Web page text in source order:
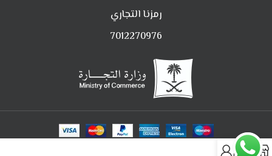
رمزنا التجاري
7012270976